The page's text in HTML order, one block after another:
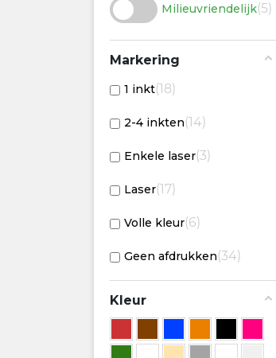
Milieuvriendelijk 5
Markering
1 inkt 18
2-4 inkten 14
Enkele laser 3
Laser 17
Volle kleur 6
Geen afdrukken 34
Kleur